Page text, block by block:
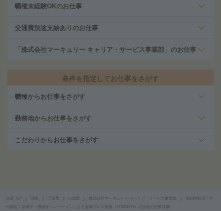
職種未経験OKのお仕事
交通費別途支給ありのお仕事
「株式会社マーキュリー キャリア・サービス事業部」のお仕事
条件を指定してお仕事をさがす
職種からお仕事をさがす
勤務地からお仕事をさがす
こだわりからお仕事をさがす
派遣TOP 千葉県 山武郡 株式会社マーキュリー キャリア・サービス事業部
未経験歓迎！年
代幅広く活躍中！機械オペレーションによる金属プレス業務（111441371）の派遣の仕事詳細